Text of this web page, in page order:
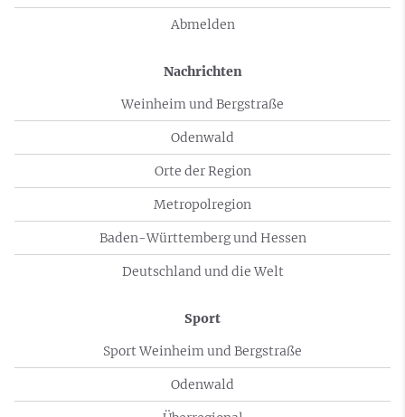
Abmelden
Nachrichten
Weinheim und Bergstraße
Odenwald
Orte der Region
Metropolregion
Baden-Württemberg und Hessen
Deutschland und die Welt
Sport
Sport Weinheim und Bergstraße
Odenwald